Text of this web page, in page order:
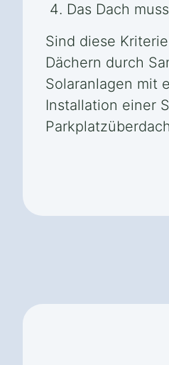
Das Dach
Sind diese
Dächern durch
Solaranlagen mit
Installation einer